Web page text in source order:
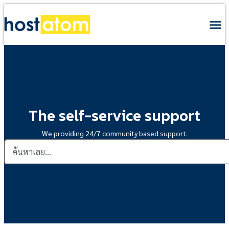
The self-service support
We providing 24/7 community based support.